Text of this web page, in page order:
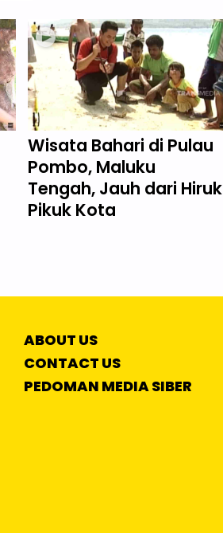
Wisata Bahari di Pulau
Pombo, Maluku
Tengah, Jauh dari Hiruk
Pikuk Kota
ABOUT US
CONTACT US
PEDOMAN MEDIA SIBER